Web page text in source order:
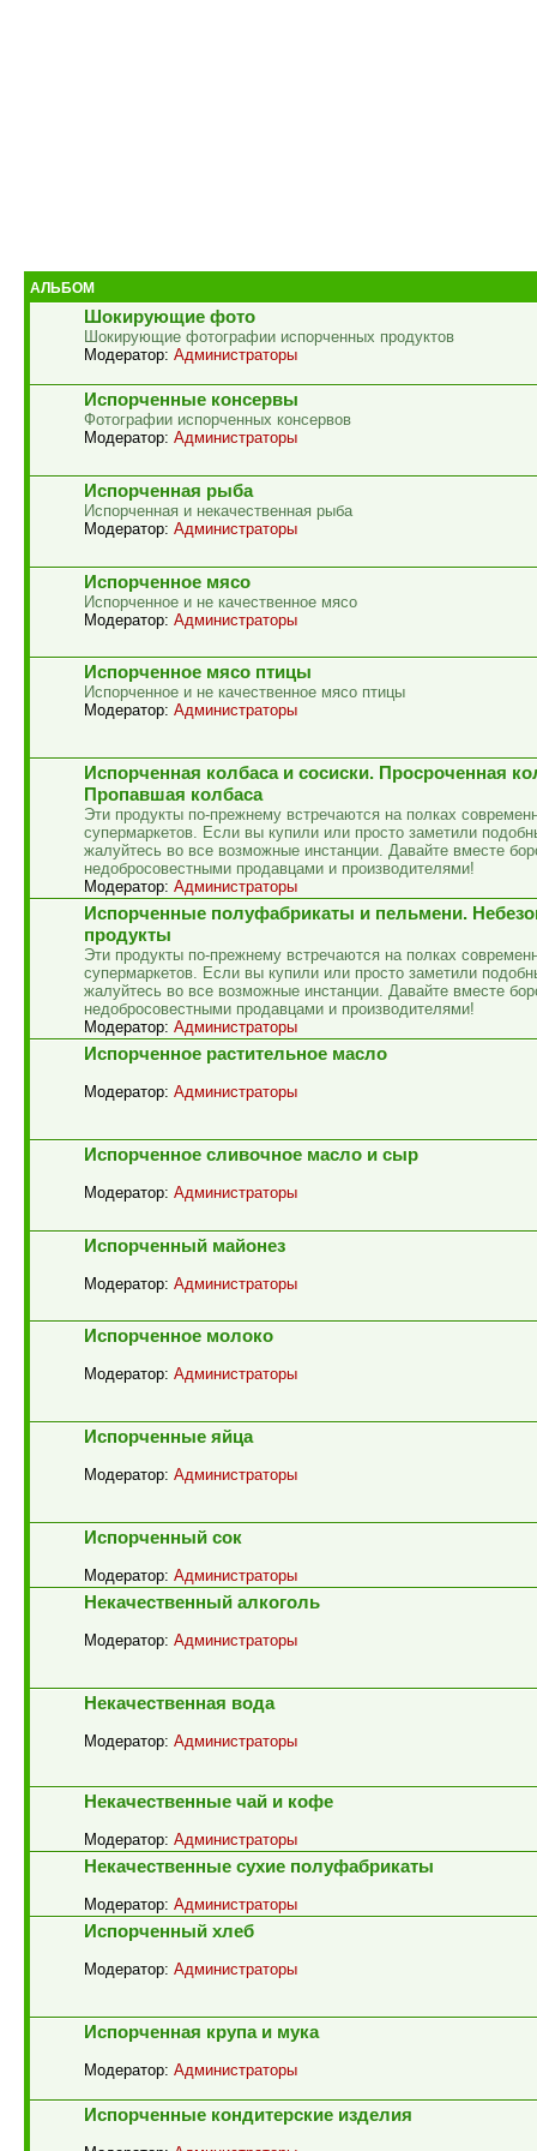
АЛЬБОМ
Шокирующие фото
Шокирующие фотографии испорченных продуктов
Модератор: Администраторы
Испорченные консервы
Фотографии испорченных консервов
Модератор: Администраторы
Испорченная рыба
Испорченная и некачественная рыба
Модератор: Администраторы
Испорченное мясо
Испорченное и не качественное мясо
Модератор: Администраторы
Испорченное мясо птицы
Испорченное и не качественное мясо птицы
Модератор: Администраторы
Испорченная колбаса и сосиски. Просроченная
Пропавшая колбаса
Эти продукты по-прежнему встречаются на полках
супермаркетов. Если вы купили или просто заметили
жалуйтесь во все возможные инстанции. Давайте вместе
недобросовестными продавцами и производителями!
Модератор: Администраторы
Испорченные полуфабрикаты и пельмени.
продукты
Эти продукты по-прежнему встречаются на полках
супермаркетов. Если вы купили или просто заметили
жалуйтесь во все возможные инстанции. Давайте вместе
недобросовестными продавцами и производителями!
Модератор: Администраторы
Испорченное растительное масло
Модератор: Администраторы
Испорченное сливочное масло и сыр
Модератор: Администраторы
Испорченный майонез
Модератор: Администраторы
Испорченное молоко
Модератор: Администраторы
Испорченные яйца
Модератор: Администраторы
Испорченный сок
Модератор: Администраторы
Некачественный алкоголь
Модератор: Администраторы
Некачественная вода
Модератор: Администраторы
Некачественные чай и кофе
Модератор: Администраторы
Некачественные сухие полуфабрикаты
Модератор: Администраторы
Испорченный хлеб
Модератор: Администраторы
Испорченная крупа и мука
Модератор: Администраторы
Испорченные кондитерские изделия